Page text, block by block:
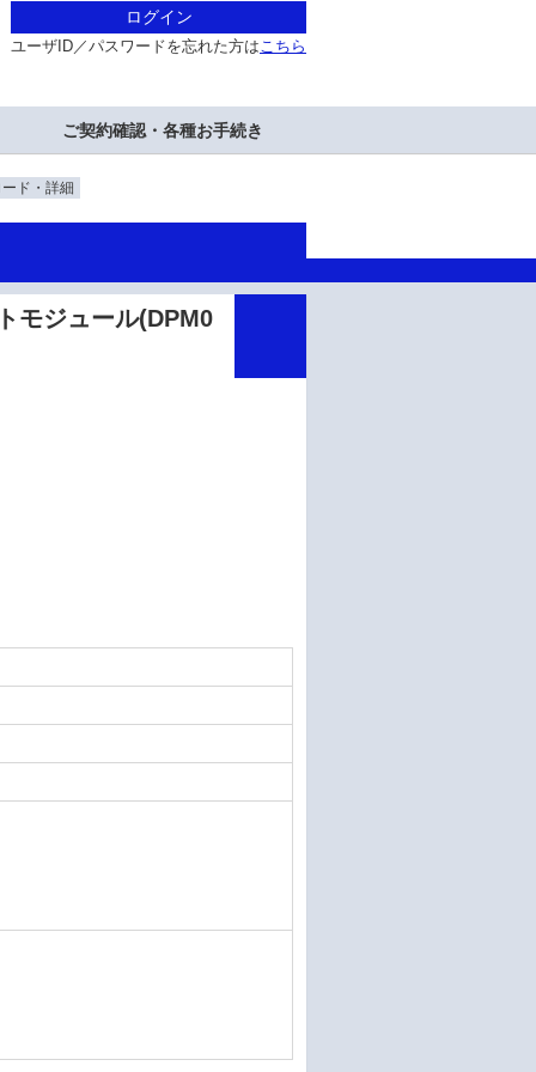
ログイン
ユーザID／パスワードを忘れた方はこちら
ご契約確認・各種お手続き
ド・詳細
モジュール(DPM0